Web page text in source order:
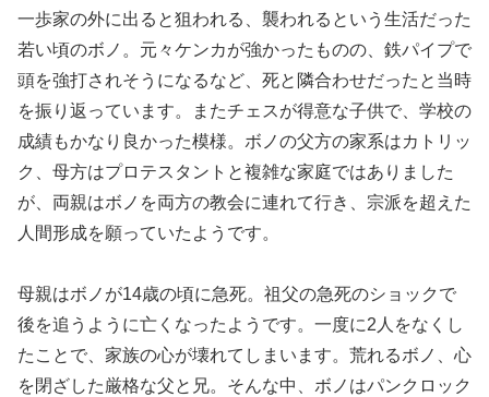
一歩家の外に出ると狙われる、襲われるという生活だった
若い頃のボノ。元々ケンカが強かったものの、鉄パイプで
頭を強打されそうになるなど、死と隣合わせだったと当時
を振り返っています。またチェスが得意な子供で、学校の
成績もかなり良かった模様。ボノの父方の家系はカトリッ
ク、母方はプロテスタントと複雑な家庭ではありました
が、両親はボノを両方の教会に連れて行き、宗派を超えた
人間形成を願っていたようです。
母親はボノが14歳の頃に急死。祖父の急死のショックで
後を追うように亡くなったようです。一度に2人をなくし
たことで、家族の心が壊れてしまいます。荒れるボノ、心
を閉ざした厳格な父と兄。そんな中、ボノはパンクロック